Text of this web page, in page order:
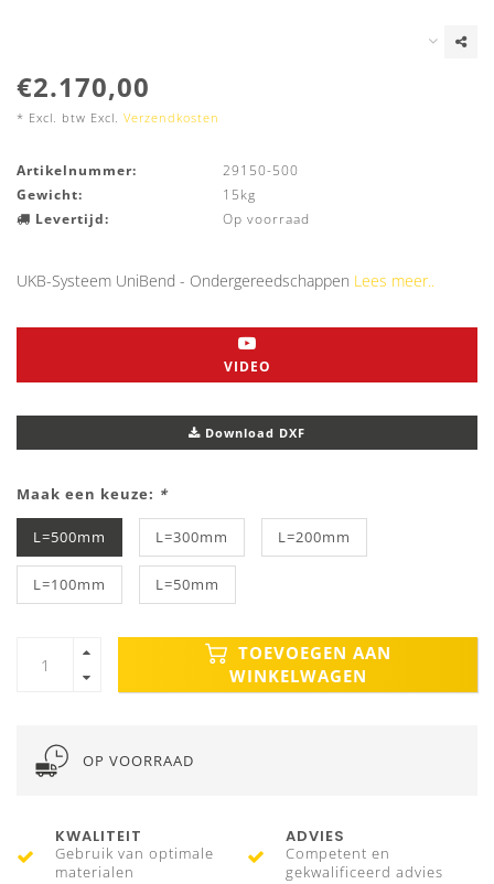
€2.170,00
* Excl. btw Excl. Verzendkosten
Artikelnummer:
29150-500
Gewicht:
15kg
Levertijd:
Op voorraad
UKB-Systeem UniBend - Ondergereedschappen Lees meer..
VIDEO
Download DXF
Maak een keuze: *
L=500mm L=300mm L=200mm
L=100mm L=50mm
TOEVOEGEN AAN
WINKELWAGEN
OP VOORRAAD
KWALITEIT
Gebruik van optimale
materialen
ADVIES
Competent en
gekwalificeerd advies